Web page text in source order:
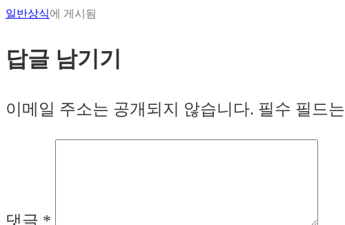
일반상식에 게시됨
답글 남기기
이메일 주소는 공개되지 않습니다. 필수 필드는
댓글 *